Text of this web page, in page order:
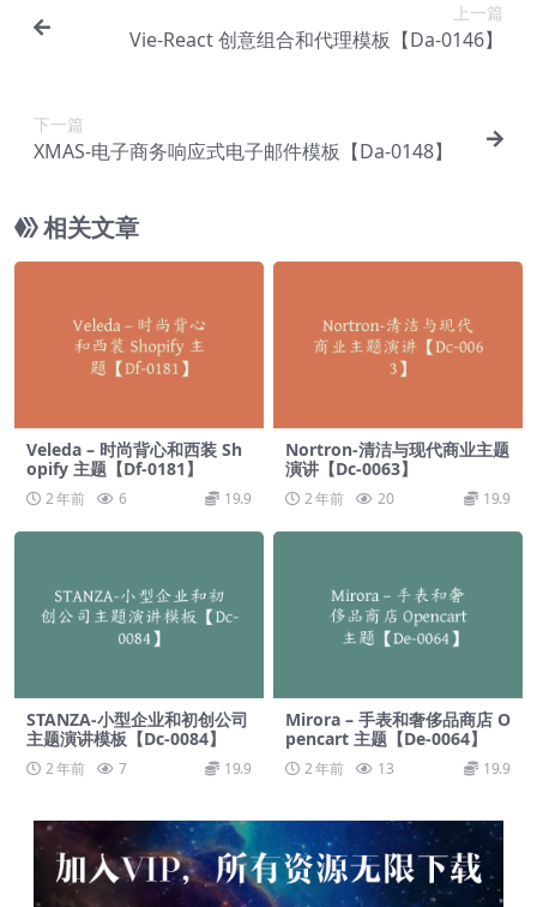
上一篇
Vie-React 创意组合和代理模板【Da-0146】
下一篇
XMAS-电子商务响应式电子邮件模板【Da-0148】
相关文章
Veleda – 时尚背心和西装 Sh
opify 主题【Df-0181】
2 年前 6 19.9
Nortron-清洁与现代商业主题
演讲【Dc-0063】
2 年前 20 19.9
STANZA-小型企业和初创公司
主题演讲模板【Dc-0084】
2 年前 7 19.9
Mirora – 手表和奢侈品商店 O
pencart 主题【De-0064】
2 年前 13 19.9